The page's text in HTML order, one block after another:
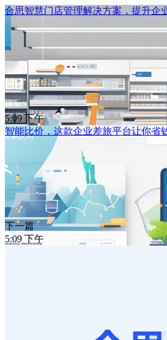
合思智慧门店管理解决方案，提升企
5:09 下午
智能比价，这款企业差旅平台让你省
下一篇
5:09 下午